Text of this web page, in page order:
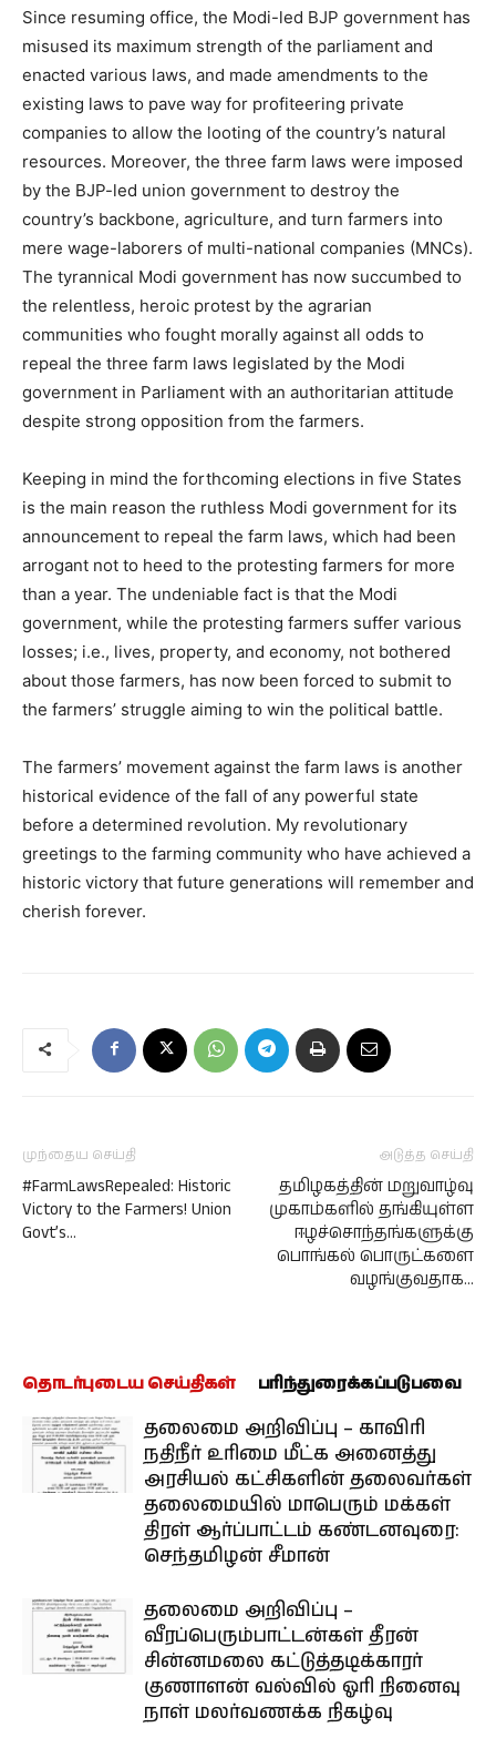
Since resuming office, the Modi-led BJP government has
misused its maximum strength of the parliament and
enacted various laws, and made amendments to the
existing laws to pave way for profiteering private
companies to allow the looting of the country’s natural
resources. Moreover, the three farm laws were imposed
by the BJP-led union government to destroy the
country’s backbone, agriculture, and turn farmers into
mere wage-laborers of multi-national companies (MNCs).
The tyrannical Modi government has now succumbed to
the relentless, heroic protest by the agrarian
communities who fought morally against all odds to
repeal the three farm laws legislated by the Modi
government in Parliament with an authoritarian attitude
despite strong opposition from the farmers.
Keeping in mind the forthcoming elections in five States
is the main reason the ruthless Modi government for its
announcement to repeal the farm laws, which had been
arrogant not to heed to the protesting farmers for more
than a year. The undeniable fact is that the Modi
government, while the protesting farmers suffer various
losses; i.e., lives, property, and economy, not bothered
about those farmers, has now been forced to submit to
the farmers’ struggle aiming to win the political battle.
The farmers’ movement against the farm laws is another
historical evidence of the fall of any powerful state
before a determined revolution. My revolutionary
greetings to the farming community who have achieved a
historic victory that future generations will remember and
cherish forever.
முந்தைய செய்தி
#FarmLawsRepealed: Historic
Victory to the Farmers! Union
Govt’s…
அடுத்த செய்தி
தமிழகத்தின் மறுவாழ்வு
முகாம்களில் தங்கியுள்ள
ஈழச்சொந்தங்களுக்கு
பொங்கல் பொருட்களை
வழங்குவதாக…
தொடர்புடைய செய்திகள் பரிந்துரைக்கப்படுபவை
தலைமை அறிவிப்பு – காவிரி
நதிநீர் உரிமை மீட்க அனைத்து
அரசியல் கட்சிகளின் தலைவர்கள்
தலைமையில் மாபெரும் மக்கள்
திரள் ஆர்ப்பாட்டம் கண்டனவுரை:
செந்தமிழன் சீமான்
தலைமை அறிவிப்பு –
வீரப்பெரும்பாட்டன்கள் தீரன்
சின்னமலை கட்டுத்தடிக்காரர்
குணாளன் வல்வில் ஓரி நினைவு
நாள் மலர்வணக்க நிகழ்வு